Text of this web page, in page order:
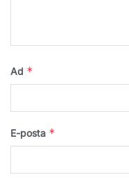
Ad *
E-posta *